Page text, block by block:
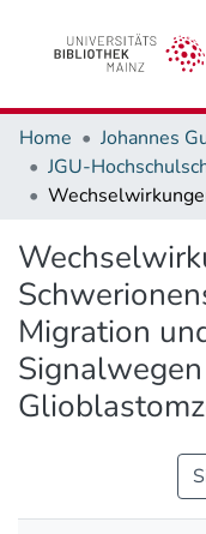
Home
JGU-
Migration